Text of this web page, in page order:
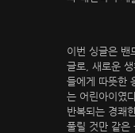
이번 싱글은
글로, 새로운
들에게 따뜻한
는 어린아이였
반복되는 경쾌
풀릴 것만 같은